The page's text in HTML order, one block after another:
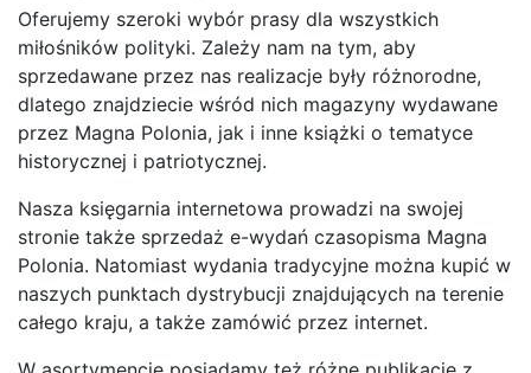
Oferujemy szeroki wybór prasy dla wszystkich
miłośników polityki. Zależy nam na tym, aby
sprzedawane przez nas realizacje były różnorodne,
dlatego znajdziecie wśród nich magazyny wydawane
przez Magna Polonia, jak i inne książki o tematyce
historycznej i patriotycznej.
Nasza księgarnia internetowa prowadzi na swojej
stronie także sprzedaż e-wydań czasopisma Magna
Polonia. Natomiast wydania tradycyjne można kupić w
naszych punktach dystrybucji znajdujących na terenie
całego kraju, a także zamówić przez internet.